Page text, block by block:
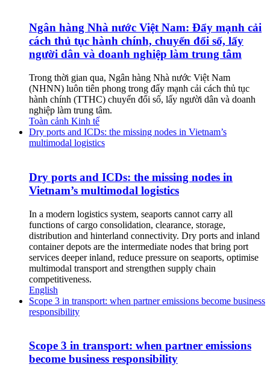
Ngân hàng Nhà nước Việt Nam: Đẩy mạnh cải
cách thủ tục hành chính, chuyển đổi số, lấy
người dân và doanh nghiệp làm trung tâm
Trong thời gian qua, Ngân hàng Nhà nước Việt Nam
(NHNN) luôn tiên phong trong đẩy mạnh cải cách thủ tục
hành chính (TTHC) chuyển đổi số, lấy người dân và doanh
nghiệp làm trung tâm.
Toàn cảnh Kinh tế
Dry ports and ICDs: the missing nodes in Vietnam’s
multimodal logistics
Dry ports and ICDs: the missing nodes in
Vietnam’s multimodal logistics
In a modern logistics system, seaports cannot carry all
functions of cargo consolidation, clearance, storage,
distribution and hinterland connectivity. Dry ports and inland
container depots are the intermediate nodes that bring port
services deeper inland, reduce pressure on seaports, optimise
multimodal transport and strengthen supply chain
competitiveness.
English
Scope 3 in transport: when partner emissions become business
responsibility
Scope 3 in transport: when partner emissions
become business responsibility